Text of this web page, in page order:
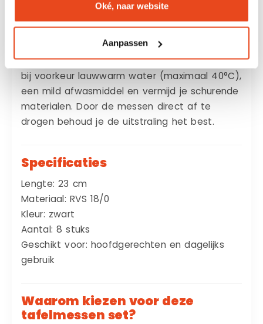
Oké, naar website
Aanpassen
wordthandwas aanbevolenvoor de langste
levensduur en om de zwarte afwerking
optimaal te behouden. Bij handwas gebruik je
bij voorkeur lauwwarm water (maximaal 40°C),
een mild afwasmiddel en vermijd je schurende
materialen. Door de messen direct af te
drogen behoud je de uitstraling het best.
Specificaties
Lengte: 23 cm
Materiaal: RVS 18/0
Kleur: zwart
Aantal: 8 stuks
Geschikt voor: hoofdgerechten en dagelijks
gebruik
Waarom kiezen voor deze
tafelmessen set?